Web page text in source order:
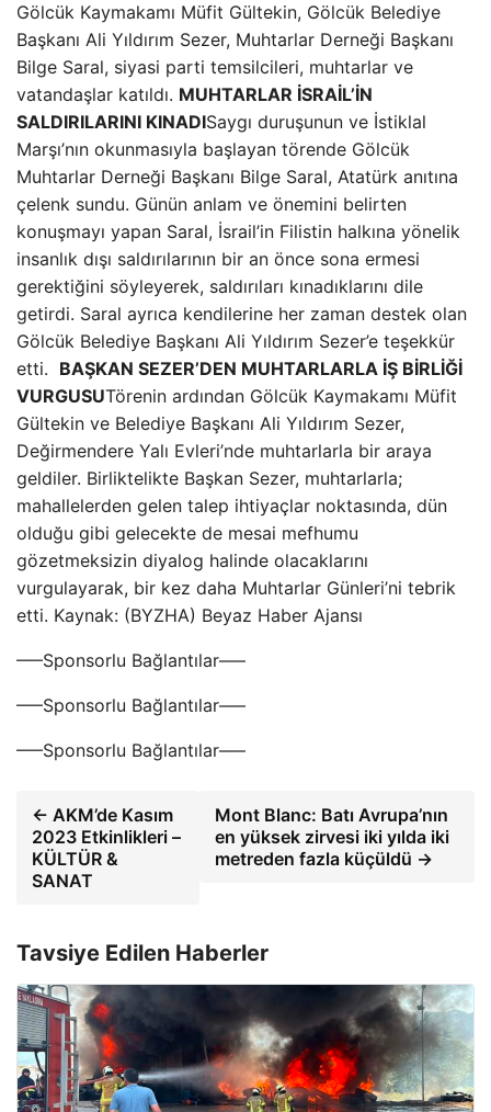
Gölcük Kaymakamı Müfit Gültekin, Gölcük Belediye
Başkanı Ali Yıldırım Sezer, Muhtarlar Derneği Başkanı
Bilge Saral, siyasi parti temsilcileri, muhtarlar ve
vatandaşlar katıldı. MUHTARLAR İSRAİL’İN
SALDIRILARINI KINADISaygı duruşunun ve İstiklal
Marşı’nın okunmasıyla başlayan törende Gölcük
Muhtarlar Derneği Başkanı Bilge Saral, Atatürk anıtına
çelenk sundu. Günün anlam ve önemini belirten
konuşmayı yapan Saral, İsrail’in Filistin halkına yönelik
insanlık dışı saldırılarının bir an önce sona ermesi
gerektiğini söyleyerek, saldırıları kınadıklarını dile
getirdi. Saral ayrıca kendilerine her zaman destek olan
Gölcük Belediye Başkanı Ali Yıldırım Sezer’e teşekkür
etti. BAŞKAN SEZER’DEN MUHTARLARLA İŞ BİRLİĞİ
VURGUSUTörenin ardından Gölcük Kaymakamı Müfit
Gültekin ve Belediye Başkanı Ali Yıldırım Sezer,
Değirmendere Yalı Evleri’nde muhtarlarla bir araya
geldiler. Birliktelikte Başkan Sezer, muhtarlarla;
mahallelerden gelen talep ihtiyaçlar noktasında, dün
olduğu gibi gelecekte de mesai mefhumu
gözetmeksizin diyalog halinde olacaklarını
vurgulayarak, bir kez daha Muhtarlar Günleri’ni tebrik
etti. Kaynak: (BYZHA) Beyaz Haber Ajansı
—–Sponsorlu Bağlantılar—–
—–Sponsorlu Bağlantılar—–
—–Sponsorlu Bağlantılar—–
← AKM’de Kasım
2023 Etkinlikleri –
KÜLTÜR &
SANAT
Mont Blanc: Batı Avrupa’nın
en yüksek zirvesi iki yılda iki
metreden fazla küçüldü →
Tavsiye Edilen Haberler